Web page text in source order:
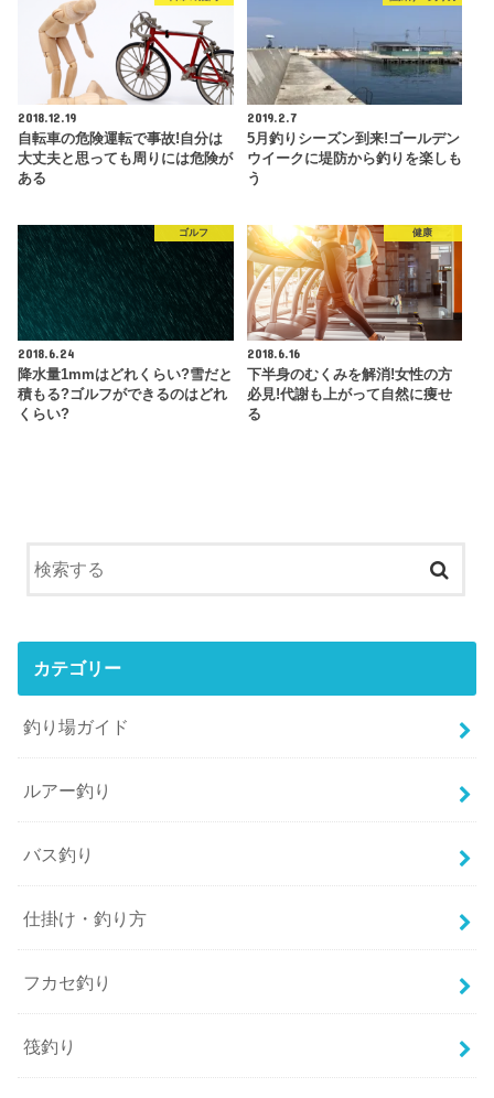
2018.12.19
自転車の危険運転で事故!自分は
大丈夫と思っても周りには危険が
ある
2019.2.7
5月釣りシーズン到来!ゴールデン
ウイークに堤防から釣りを楽しも
う
ゴルフ
2018.6.24
降水量1mmはどれくらい?雪だと
積もる?ゴルフができるのはどれ
くらい?
健康
2018.6.16
下半身のむくみを解消!女性の方
必見!代謝も上がって自然に痩せ
る
カテゴリー
釣り場ガイド
ルアー釣り
バス釣り
仕掛け・釣り方
フカセ釣り
筏釣り